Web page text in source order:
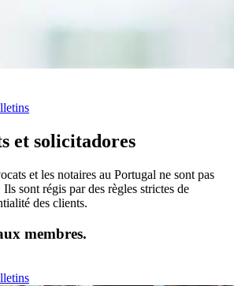
et solicitadores
et les notaires au Portugal ne sont pas
sont régis par des règles strictes de
des clients.
membres.